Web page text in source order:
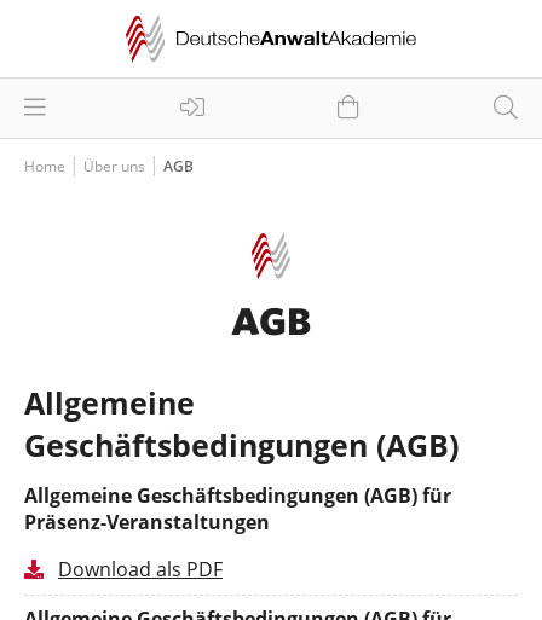
Home Über uns AGB
AGB
Allgemeine
Geschäftsbedingungen (AGB)
Allgemeine Geschäftsbedingungen (AGB) für
Präsenz-Veranstaltungen
Download als PDF